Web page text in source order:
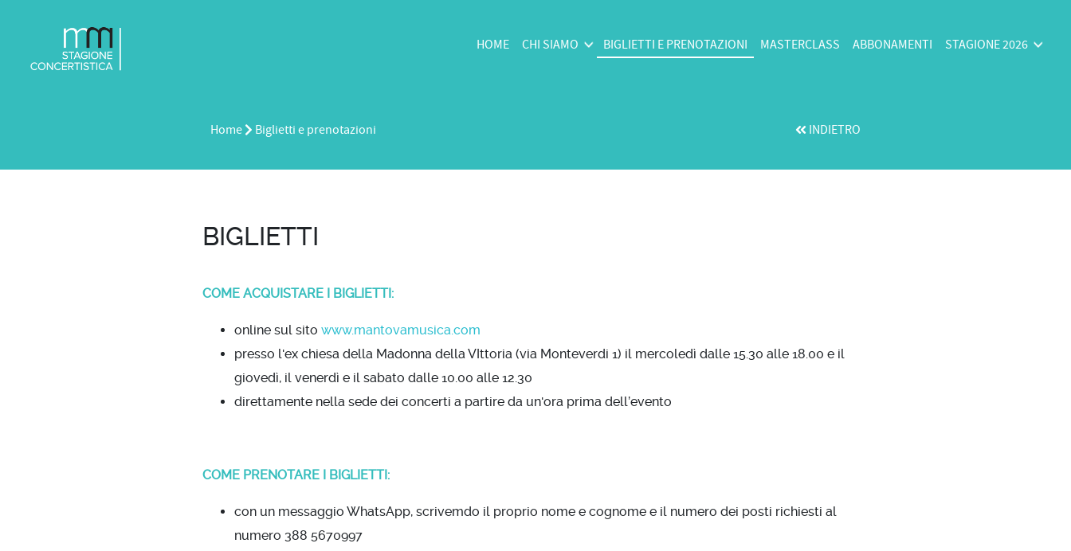
HOME CHI SIAMO BIGLIETTI E PRENOTAZIONI MASTERCLASS ABBONAMENTI STAGIONE 2026
Home Biglietti e prenotazioni INDIETRO
BIGLIETTI
COME ACQUISTARE I BIGLIETTI:
online sul sito www.mantovamusica.com
presso l'ex chiesa della Madonna della VIttoria (via Monteverdi 1) il mercoledì dalle 15.30 alle 18.00 e il
giovedì, il venerdì e il sabato dalle 10.00 alle 12.30
direttamente nella sede dei concerti a partire da un'ora prima dell’evento
COME PRENOTARE I BIGLIETTI:
con un messaggio WhatsApp, scrivemdo il proprio nome e cognome e il numero dei posti richiesti al
numero 388 5670997